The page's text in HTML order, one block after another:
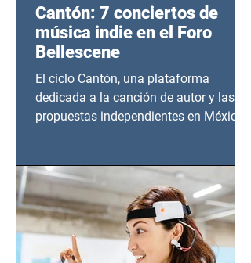
Cantón: 7 conciertos de
música indie en el Foro
Bellescene
El ciclo Cantón, una plataforma
dedicada a la canción de autor y las
propuestas independientes en México,
CDMX), todos los miércoles a partir del
14 de agosto al 25 de septiembre, a las
20:00 horas.